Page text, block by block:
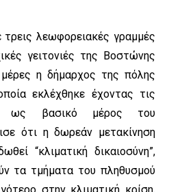
λεωφορειακές γραμμές
γειτονιές της Βοστώνης
η δήμαρχος της πόλης
εκλέχθηκε έχοντας τις
ως βασικό μέρος του
ότι η δωρεάν μετακίνηση
“κλιματική δικαιοσύνη”,
τα τμήματα του πληθυσμού